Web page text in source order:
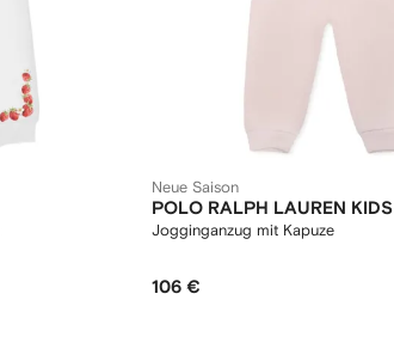
Neue Saison
POLO RALPH LAUREN KIDS
Jogginganzug mit Kapuze
106 €